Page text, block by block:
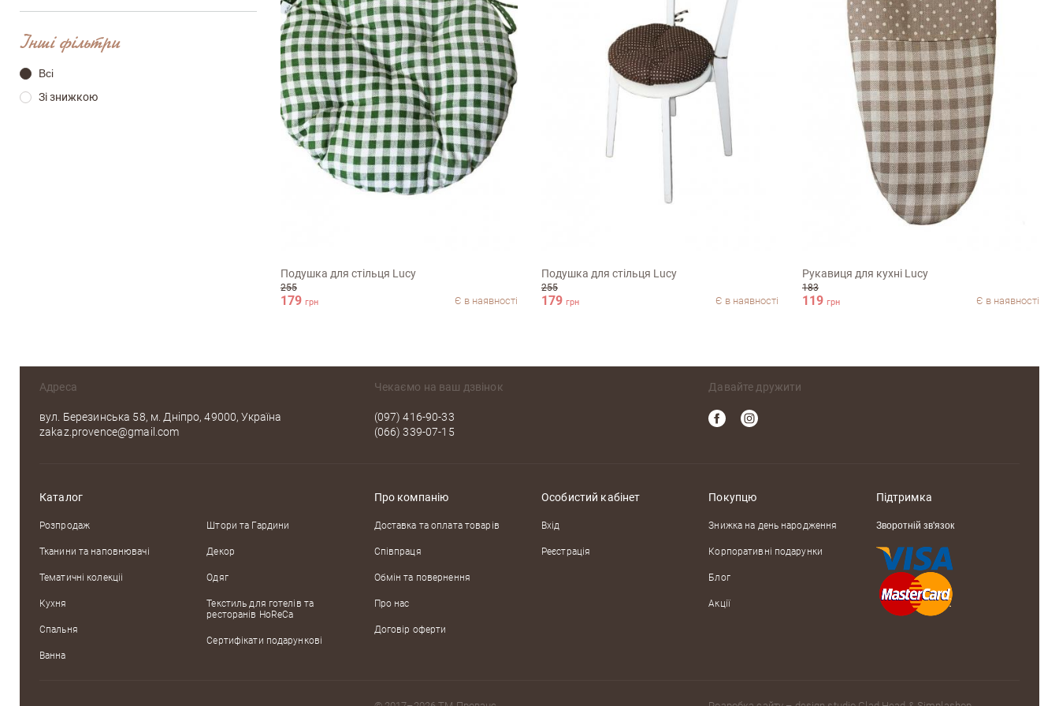
Інші фільтри
Всі
Зі знижкою
Подушка для стільця Lucy
255
179 грн Є в наявності
Подушка для стільця Lucy
255
179 грн Є в наявності
Рукавиця для кухні Lucy
183
119 грн Є в наявності
Адреса
вул. Березинська 58, м. Дніпро, 49000, Україна
zakaz.provence@gmail.com
Чекаємо на ваш дзвінок
(097) 416-90-33
(066) 339-07-15
Давайте дружити
Каталог
Розпродаж
Тканини та наповнювачі
Тематичні колекцii
Кухня
Спальня
Ванна
Штори та Гардини
Декор
Одяг
Текстиль для готелів та
ресторанів HoReCa
Сертифікати подарункові
Про компанію
Доставка та оплата товарів
Співпраця
Обмін та повернення
Про нас
Договір оферти
Особистий кабінет
Вхід
Реєстрація
Покупцю
Знижка на день народження
Корпоративні подарунки
Блог
Акції
Підтримка
Зворотній зв'язок
Переваги Недоліки
Оцініть, будь ласка